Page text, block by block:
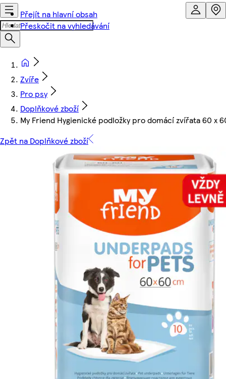
Přejít na hlavní obsah
Přeskočit na vyhledávání
Zvíře
Pro psy
Doplňkové zboží
My Friend Hygienické podložky pro domácí zvířata 60 x
Zpět na Doplňkové zboží